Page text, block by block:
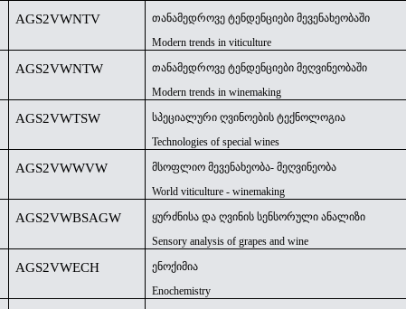
AGS2VWNTV
თანამედროვე ტენდენციები მევენახეობაში
Modern trends in viticulture
AGS2VWNTW
თანამედროვე ტენდენციები მეღვინეობაში
Modern trends in winemaking
AGS2VWTSW
სპეციალური ღვინოების ტექნოლოგია
Technologies of special wines
AGS2VWWVW
მსოფლიო მევენახეობა- მეღვინეობა
World viticulture - winemaking
AGS2VWBSAGW
ყურძნისა და ღვინის სენსორული ანალიზი
Sensory analysis of grapes and wine
AGS2VWECH
ენოქიმია
Enochemistry